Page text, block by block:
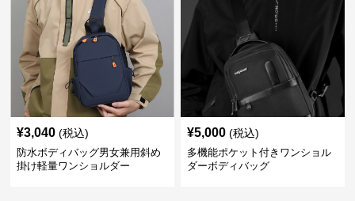
¥3,040 (税込)
防水ボディバッグ男女兼用斜め
掛け軽量ワンショルダー
¥5,000 (税込)
多機能ポケット付きワンショル
ダーボディバッグ